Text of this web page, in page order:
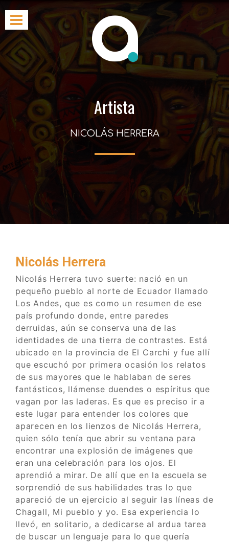
Artista
NICOLÁS HERRERA
Nicolás Herrera
Nicolás Herrera tuvo suerte: nació en un
pequeño pueblo al norte de Ecuador llamado
Los Andes, que es como un resumen de ese
país profundo donde, entre paredes
derruidas, aún se conserva una de las
identidades de una tierra de contrastes. Está
ubicado en la provincia de El Carchi y fue allí
que escuchó por primera ocasión los relatos
de sus mayores que le hablaban de seres
fantásticos, llámense duendes o espíritus que
vagan por las laderas. Es que es preciso ir a
este lugar para entender los colores que
aparecen en los lienzos de Nicolás Herrera,
quien sólo tenía que abrir su ventana para
encontrar una explosión de imágenes que
eran una celebración para los ojos. El
aprendió a mirar. De allí que en la escuela se
sorprendió de sus habilidades tras lo que
apareció de un ejercicio al seguir las líneas de
Chagall, Mi pueblo y yo. Esa experiencia lo
llevó, en solitario, a dedicarse al ardua tarea
de buscar un lenguaje para lo que quería